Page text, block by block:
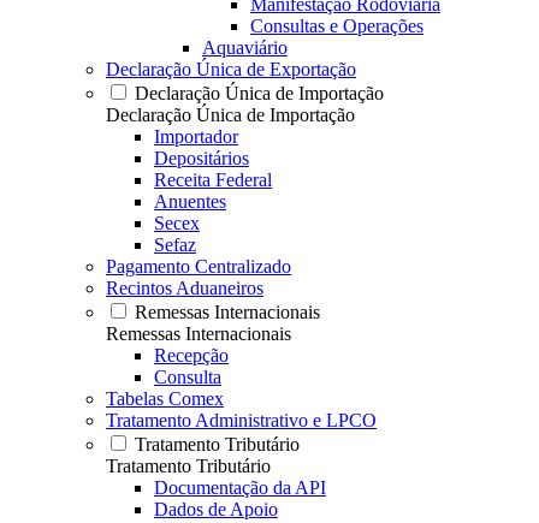
Manifestação Rodoviária
Consultas e Operações
Aquaviário
Declaração Única de Exportação
Declaração Única de Importação
Declaração Única de Importação
Importador
Depositários
Receita Federal
Anuentes
Secex
Sefaz
Pagamento Centralizado
Recintos Aduaneiros
Remessas Internacionais
Remessas Internacionais
Recepção
Consulta
Tabelas Comex
Tratamento Administrativo e LPCO
Tratamento Tributário
Tratamento Tributário
Documentação da API
Dados de Apoio